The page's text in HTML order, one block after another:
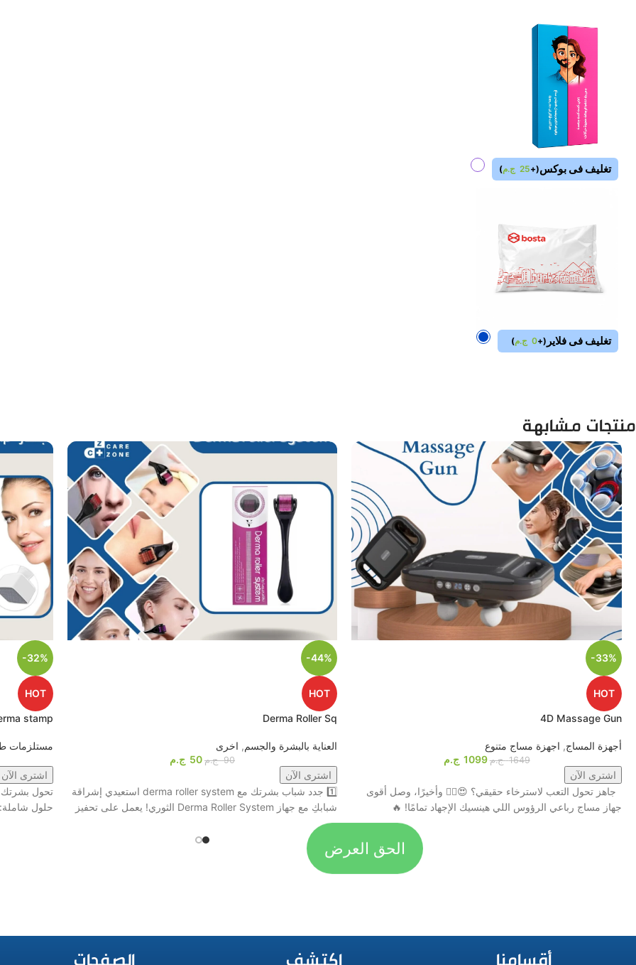
تغليف فى بوكس(
+
25 ج.م)
تغليف فى فلاير (
+
0 ج.م)
منتجات مشابهة
-33%
HOT
4D Massage Gun
أجهزة المساج, اجهزة مساج متنوع
1649 ج.م 1099 ج.م
اشترى الآن
جاهز تحول التعب لاسترخاء حقيقي؟ 😍💆‍♂️ وأخيرًا، وصل أقوى
جهاز مساج رباعي الرؤوس اللي هينسيك الإجهاد تمامًا! 🔥
-44%
HOT
Derma Roller Sq
العناية بالبشرة والجسم, اخرى
90 ج.م 50 ج.م
اشترى الآن
1️⃣ جدد شباب بشرتك مع derma roller system استعيدي إشراقة
شبابكِ مع جهاز Derma Roller System الثوري! يعمل على تحفيز
-32%
HOT
stamp
مستلزمات
اشترى الآن
تحول بشرتك
حلول
الحق العرض